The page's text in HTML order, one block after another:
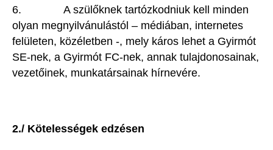
6. A szülőknek tartózkodniuk kell minden
olyan megnyilvánulástól – médiában, internetes
felületen, közéletben -, mely káros lehet a Gyirmót
SE-nek, a Gyirmót FC-nek, annak tulajdonosainak,
vezetőinek, munkatársainak hírnevére.
2./ Kötelességek edzésen